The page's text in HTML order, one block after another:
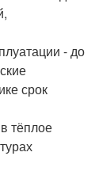
- до
срок
тёплое